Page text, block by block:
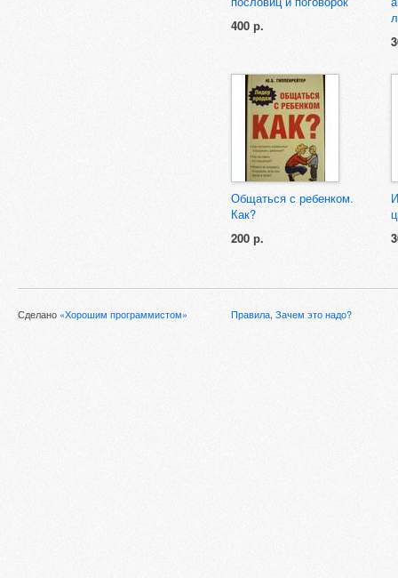
400 р.
Общаться с ребенком.
Как?
200 р.
Сделано «Хорошим программистом» Правила, Зачем это надо?